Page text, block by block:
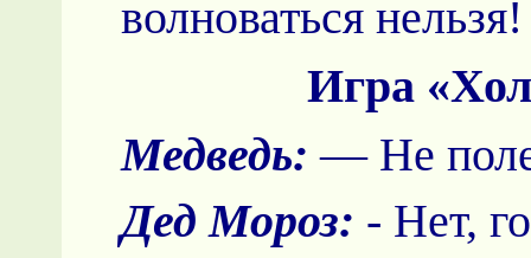
волноваться нельзя!
Игра
Медведь: — Не
Дед Мороз: - Нет,